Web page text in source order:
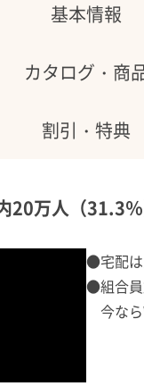
基本情報
カタログ・ 商
割引・特典
20万人（31.3
●宅配は
●組合員
今な